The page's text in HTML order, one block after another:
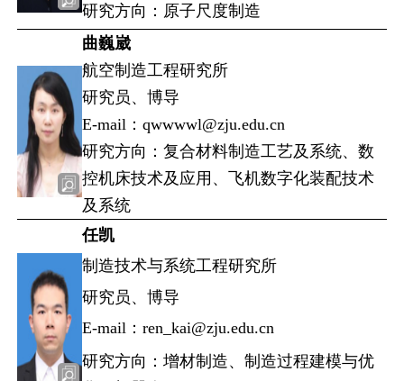
研究方向：原子尺度制造
曲巍崴
航空制造工程研究所
研究员、博导
E-mail：qwwwwl@zju.edu.cn
研究方向：复合材料制造工艺及系统、数
控机床技术及应用、飞机数字化装配技术
及系统
任凯
制造技术与系统工程研究所
研究员、博导
E-mail：ren_kai@zju.edu.cn
研究方向：增材制造、制造过程建模与优